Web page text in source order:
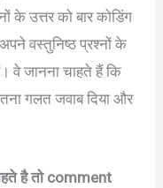
उत्तर को बार कोडिंग
वस्तुनिष्ठ प्रश्नों के
वे जानना चाहते हैं कि
गलत जवाब दिया और
है तो comment